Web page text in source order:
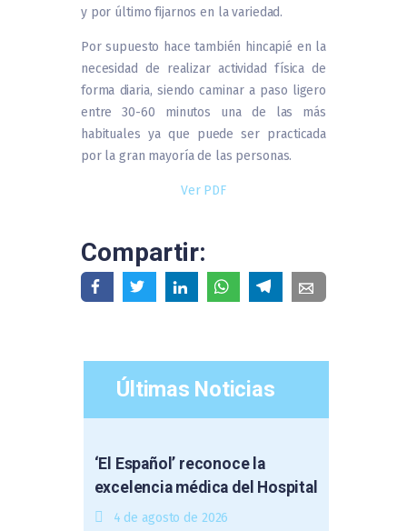
y por último fijarnos en la variedad.
Por supuesto hace también hincapié en la
necesidad de realizar actividad física de
forma diaria, siendo caminar a paso ligero
entre 30-60 minutos una de las más
habituales ya que puede ser practicada
por la gran mayoría de las personas.
Ver PDF
Compartir:
Últimas Noticias
‘El Español’ reconoce la
excelencia médica del Hospital
4 de agosto de 2026